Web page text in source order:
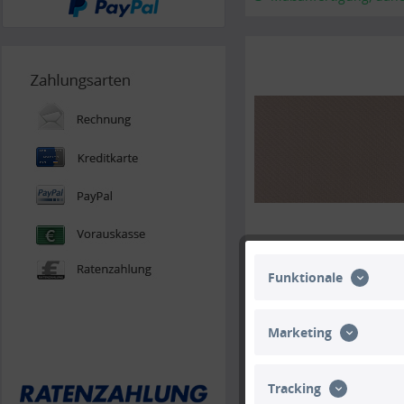
Maßanfertigung,
Funktionale
Marketing
Tracking